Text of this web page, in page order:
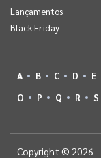
Lançamentos
Black Friday
A B C D E
O
P Q R S
Copyright © 2026 -